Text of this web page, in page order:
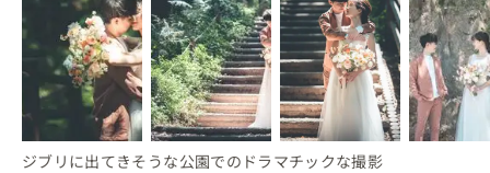
ジブリに出てきそうな公園でのドラマチックな撮影